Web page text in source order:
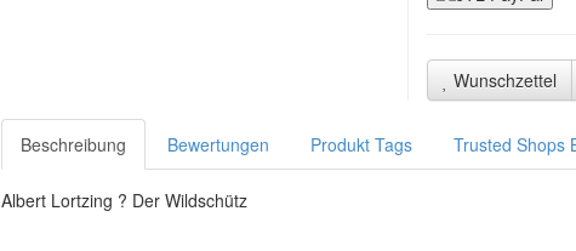
Wunschzettel
Beschreibung Bewertungen Produkt Tags Trusted Shops
Albert Lortzing ? Der Wildschütz